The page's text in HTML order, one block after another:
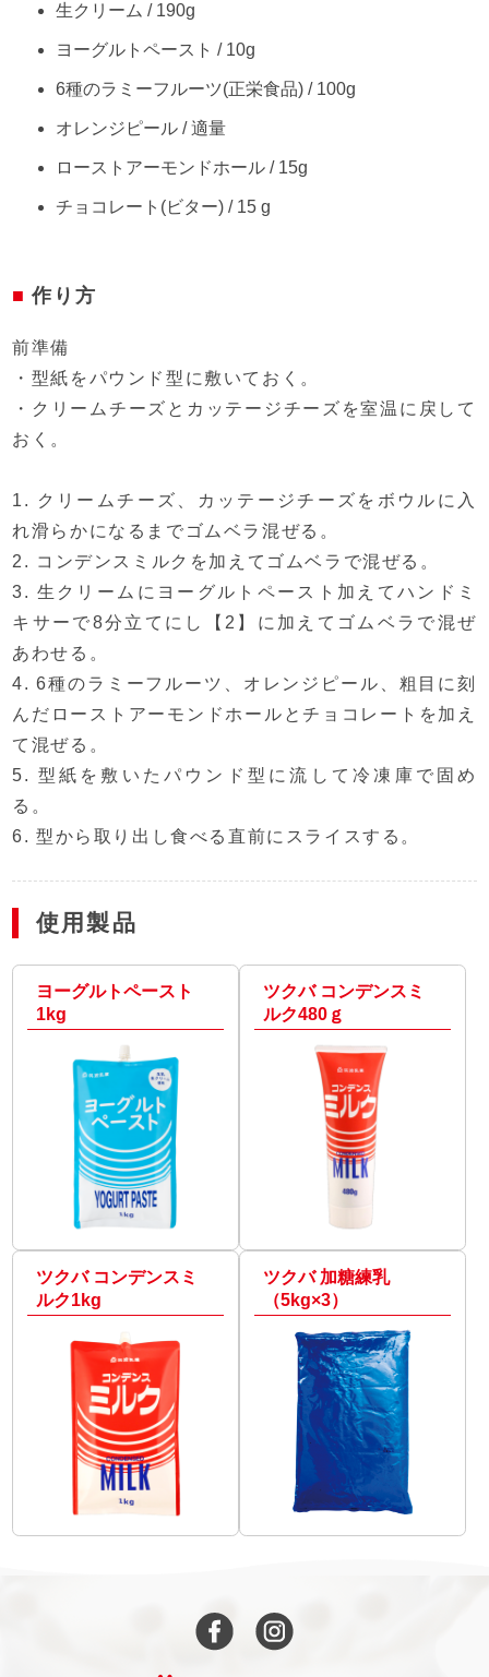
生クリーム / 190g
ヨーグルトペースト / 10g
6種のラミーフルーツ(正栄食品) / 100g
オレンジピール / 適量
ローストアーモンドホール / 15g
チョコレート(ビター) / 15 g
作り方
前準備
・型紙をパウンド型に敷いておく。
・クリームチーズとカッテージチーズを室温に戻して
おく。
1. クリームチーズ、カッテージチーズをボウルに入
れ滑らかになるまでゴムベラ混ぜる。
2. コンデンスミルクを加えてゴムベラで混ぜる。
3. 生クリームにヨーグルトペースト加えてハンドミ
キサーで8分立てにし【2】に加えてゴムベラで混ぜ
あわせる。
4. 6種のラミーフルーツ、オレンジピール、粗目に刻
んだローストアーモンドホールとチョコレートを加え
て混ぜる。
5. 型紙を敷いたパウンド型に流して冷凍庫で固め
る。
6. 型から取り出し食べる直前にスライスする。
使用製品
ヨーグルトペースト
1kg
ツクバ コンデンスミ
ルク480ｇ
ツクバ コンデンスミ
ルク1kg
ツクバ 加糖練乳
（5kg×3）